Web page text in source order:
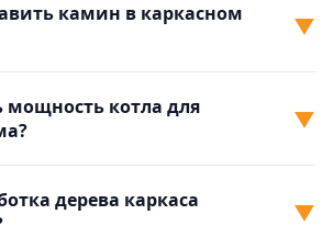
камин в каркасном
▼
мощность котла для
▼
дерева каркаса
▼